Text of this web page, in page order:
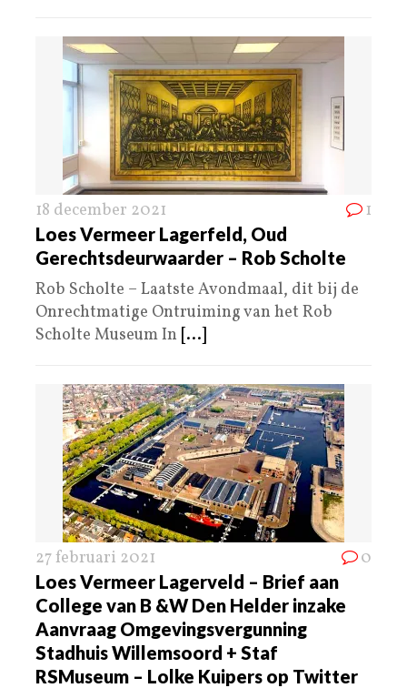
18 december 2021 1
Loes Vermeer Lagerfeld, Oud
Gerechtsdeurwaarder – Rob Scholte
Rob Scholte – Laatste Avondmaal, dit bij de
Onrechtmatige Ontruiming van het Rob
Scholte Museum In [...]
27 februari 2021 0
Loes Vermeer Lagerveld – Brief aan
College van B &W Den Helder inzake
Aanvraag Omgevingsvergunning
Stadhuis Willemsoord + Staf
RSMuseum – Lolke Kuipers op Twitter